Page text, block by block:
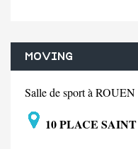
MOVING
Salle de sport à ROUEN
10 PLACE